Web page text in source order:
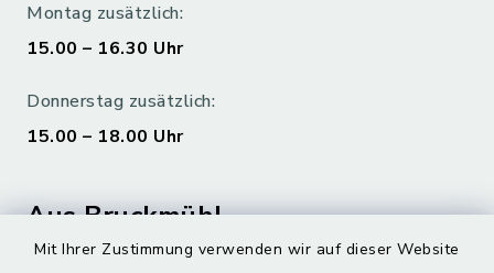
Mit Ihrer Zustimmung verwenden wir auf dieser Website
Montag zusätzlich:
15.00 – 16.30 Uhr
Donnerstag zusätzlich:
15.00 – 18.00 Uhr
Aus Bruckmühl